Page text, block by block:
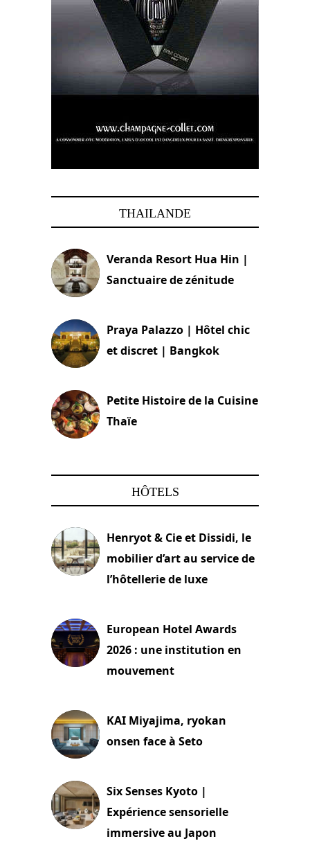
THAILANDE
Veranda Resort Hua Hin |
Sanctuaire de zénitude
Praya Palazzo | Hôtel chic
et discret | Bangkok
Petite Histoire de la Cuisine
Thaïe
HÔTELS
Henryot & Cie et Dissidi, le
mobilier d’art au service de
l’hôtellerie de luxe
European Hotel Awards
2026 : une institution en
mouvement
KAI Miyajima, ryokan
onsen face à Seto
Six Senses Kyoto |
Expérience sensorielle
immersive au Japon